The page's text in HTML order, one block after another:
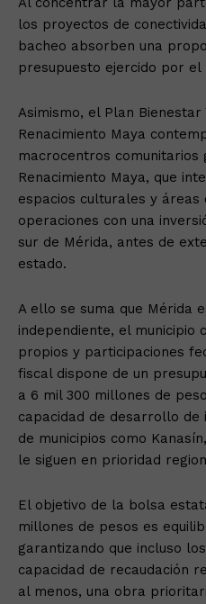
los proyectos de
bacheo absorben una
presupuesto ejercido por el
Asimismo, el Plan
Renacimiento Maya
macrocentros
Renacimiento Maya, que
espacios culturales y áreas
operaciones con una
sur de Mérida, antes de
estado.
A ello se suma que Mérida
independiente, el municipio
propios y participaciones
fiscal dispone de un
a 6 mil 300 millones de
capacidad de desarrollo
de municipios como
le siguen en prioridad
El objetivo de la bolsa
millones de pesos es
garantizando que incluso
capacidad de recaudación
al menos, una obra